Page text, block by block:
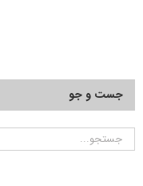
جست و جو
جستجو